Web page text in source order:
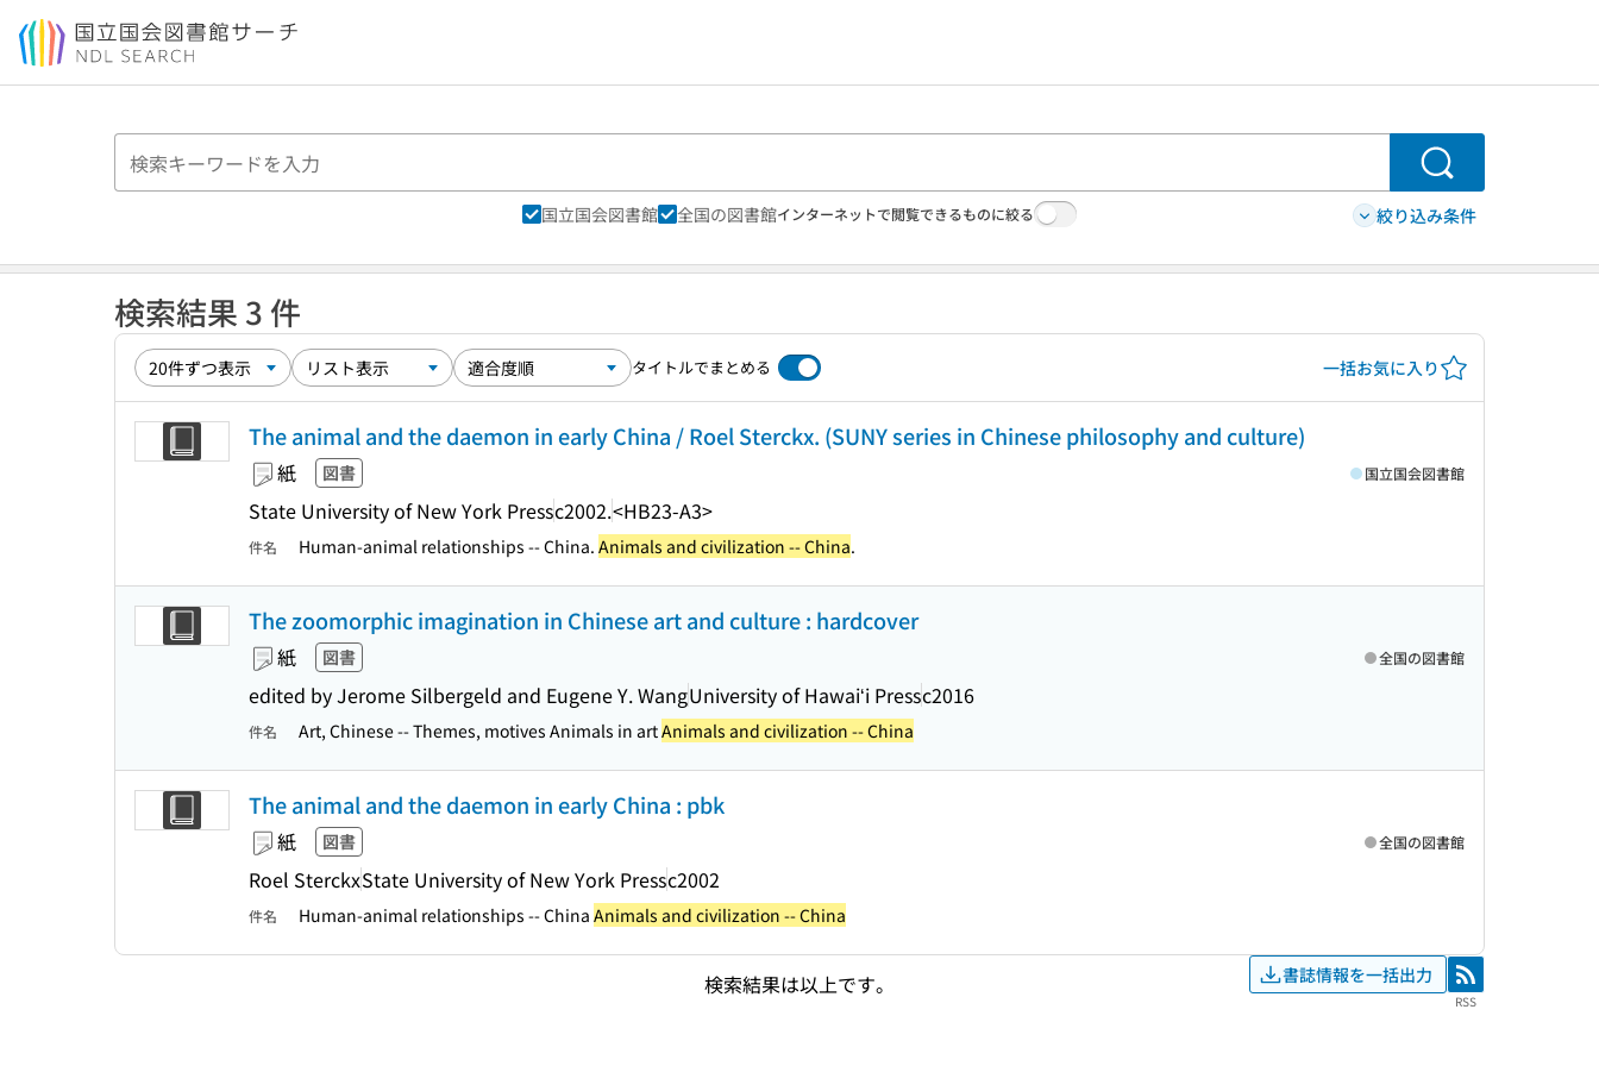
本文へ移動
検索
国立国会図書館 全国の図書館インターネットで閲覧できるものに絞る 絞り込み条件
検索結果 3 件
タイトルでまとめる 一括お気に入り
The animal and the daemon in early China / Roel Sterckx. (SUNY series in Chinese philosophy and culture)
紙 図書
State University of New York Pressc2002.<HB23-A3>
国立国会図書館
件名 Human-animal relationships -- China. Animals and civilization -- China.
The zoomorphic imagination in Chinese art and culture : hardcover
紙 図書
edited by Jerome Silbergeld and Eugene Y. WangUniversity of Hawaiʻi Pressc2016
全国の図書館
件名 Art, Chinese -- Themes, motives Animals in artAnimals and civilization -- China
The animal and the daemon in early China : pbk
紙 図書
Roel SterckxState University of New York Pressc2002
全国の図書館
件名 Human-animal relationships -- China Animals and civilization -- China
検索結果は以上です。 書誌情報を一括出力 RSS
RSS